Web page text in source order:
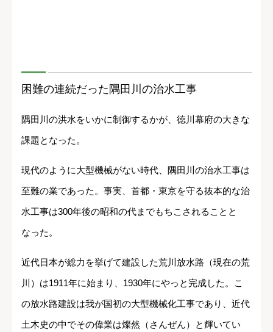
困難の連続だった隅田川の治水工事
隅田川の洪水をいかに制御するかが、徳川幕府の大きな
課題となった。
現代のように大型機械がない時代、隅田川の治水工事は
至難の業であった。事実、首都・東京を守る抜本的な治
水工事は300年後の昭和の代までもちこされることと
なった。
近代日本が総力を挙げて建設した荒川放水路（現在の荒
川）は1911年に始まり、1930年にやっと完成した。こ
の放水路建設は我が国初の大型機械化工事であり、近代
土木史の中でその偉業は燦然（さんぜん）と輝いてい